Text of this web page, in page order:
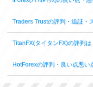
Traders Trustの評判・追証・
TitanFX(タイタンFX)の評判は
HotForexの評判・良い点悪い